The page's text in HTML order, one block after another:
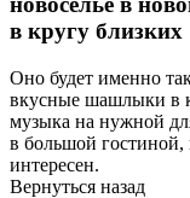
в кругу близких
Оно будет именно
вкусные шашлыки в
музыка на нужной
в большой гостиной,
интересен.
Вернуться назад